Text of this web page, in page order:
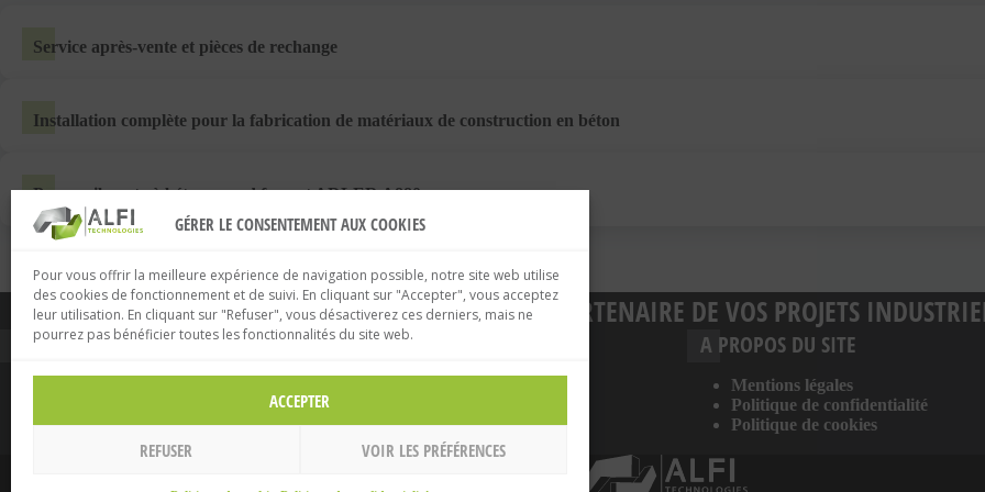
GÉRER LE CONSENTEMENT AUX COOKIES
Pour vous offrir la meilleure expérience de navigation possible, notre site web utilise
des cookies de fonctionnement et de suivi. En cliquant sur "Accepter", vous acceptez
leur utilisation. En cliquant sur "Refuser", vous désactiverez ces derniers, mais ne
pourrez pas bénéficier toutes les fonctionnalités du site web.
ACCEPTER
REFUSER VOIR LES PRÉFÉRENCES
Service après-vente et pièces de rechange
Installation complète pour la fabrication de matériaux de construction en béton
Pressevibrante à bétongrand format ADLER A880
ALFI TECHNOLOGIES, PARTENAIRE DE VOS PROJETS
ALFI TECHNOLOGIES
Nos références
Nous contacter
NOS SOLUTIONS
Services
A PROPOS DU SITE
Mentions légales
Politique de confidentialité
Politique de cookies